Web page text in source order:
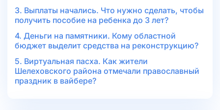
3. Выплаты начались. Что нужно сделать, чтобы
получить пособие на ребенка до 3 лет?
4. Деньги на памятники. Кому областной
бюджет выделит средства на реконструкцию?
5. Виртуальная пасха. Как жители
Шелеховского района отмечали православный
праздник в вайбере?